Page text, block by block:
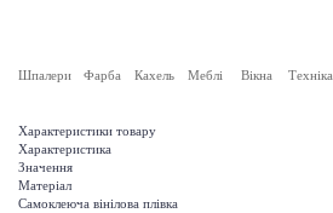
Шпалери Фарба Кахель Меблі Вікна Техніка
Характеристики товару
Характеристика
Значення
Матеріал
Самоклеюча вінілова плівка